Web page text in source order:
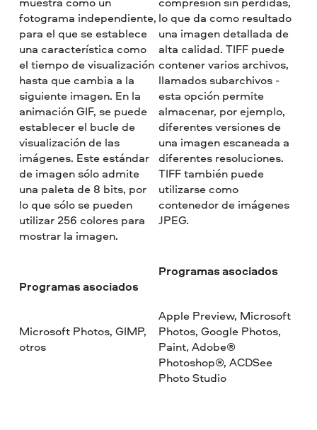
fotograma independiente,
para el que se establece
una característica como
el tiempo de visualización
hasta que cambia a la
siguiente imagen. En la
animación GIF, se puede
establecer el bucle de
visualización de las
imágenes. Este estándar
de imagen sólo admite
una paleta de 8 bits, por
lo que sólo se pueden
utilizar 256 colores para
mostrar la imagen.
Programas asociados
Microsoft Photos, GIMP,
otros
lo que da como resultado
una imagen detallada de
alta calidad. TIFF puede
contener varios archivos,
llamados subarchivos -
esta opción permite
almacenar, por ejemplo,
diferentes versiones de
una imagen escaneada a
diferentes resoluciones.
TIFF también puede
utilizarse como
contenedor de imágenes
JPEG.
Programas asociados
Apple Preview, Microsoft
Photos, Google Photos,
Paint, Adobe®
Photoshop®, ACDSee
Photo Studio